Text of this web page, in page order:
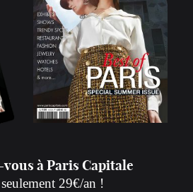
à Paris Capitale
29€/an !